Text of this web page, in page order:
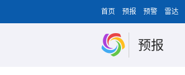
首页 预报 预警 雷达
预报